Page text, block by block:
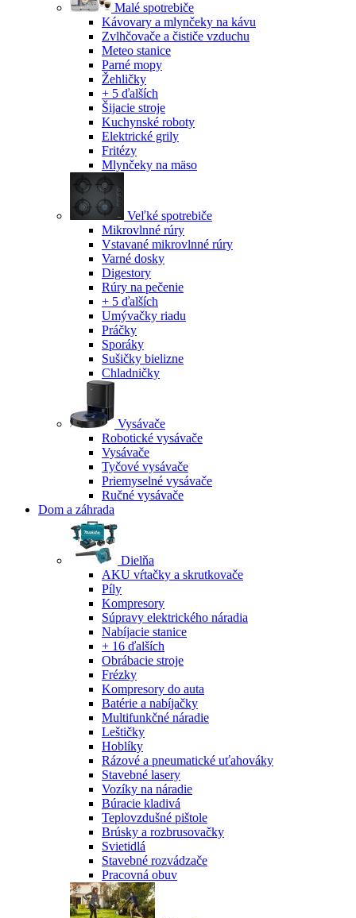
Malé spotrebiče
Kávovary a mlynčeky na kávu
Zvlhčovače a čističe vzduchu
Meteo stanice
Parné mopy
Žehličky
+ 5 ďalších
Šijacie stroje
Kuchynské roboty
Elektrické grily
Fritézy
Mlynčeky na mäso
Veľké spotrebiče
Mikrovlnné rúry
Vstavané mikrovlnné rúry
Varné dosky
Digestory
Rúry na pečenie
+ 5 ďalších
Umývačky riadu
Práčky
Sporáky
Sušičky bielizne
Chladničky
Vysávače
Robotické vysávače
Vysávače
Tyčové vysávače
Priemyselné vysávače
Ručné vysávače
Dom a záhrada
Dielňa
AKU vŕtačky a skrutkovače
Píly
Kompresory
Súpravy elektrického náradia
Nabíjacie stanice
+ 16 ďalších
Obrábacie stroje
Frézky
Kompresory do auta
Batérie a nabíjačky
Multifunkčné náradie
Leštičky
Hoblíky
Rázové a pneumatické uťahováky
Stavebné lasery
Vozíky na náradie
Búracie kladivá
Teplovzdušné pištole
Brúsky a rozbrusovačky
Svietidlá
Stavebné rozvádzače
Pracovná obuv